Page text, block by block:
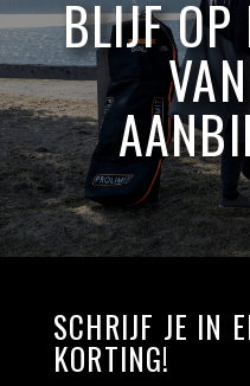
BLIJF OP
SCHRIJF JE IN
KORTING!